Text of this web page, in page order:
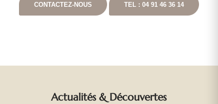
CONTACTEZ-NOUS TEL : 04 91 46 36 14
Actualités & Découvertes